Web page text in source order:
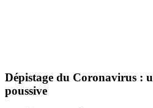
Dépistage du Coronavirus :
poussive